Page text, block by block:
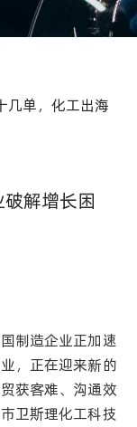
几单，化工出海
解增长困
制造企业正加速
，正在迎来新的
获客难、沟通效
卫斯理化工科技